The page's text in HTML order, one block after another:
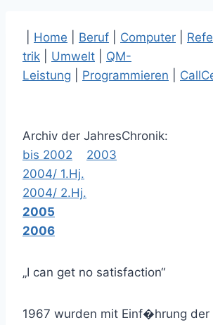
Home Beruf Computer
trik
Umwelt
QM-
Leistung
Programmieren
Archiv der JahresChronik:
bis 2002
2003
2004/ 1.Hj.
2004/ 2.Hj.
2005
2006
„I can get no satisfaction“
1967 wurden mit Einf�hrung der